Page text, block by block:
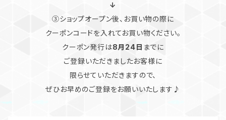
↓
③ショップオープン後、お買い物の際に
クーポンコードを入れてお買い物ください。
クーポン発行は8月24日 までに
ご登録いただきましたお客様に
限らせていただきますので、
ぜひお早めのご登録をお願いいたします♪